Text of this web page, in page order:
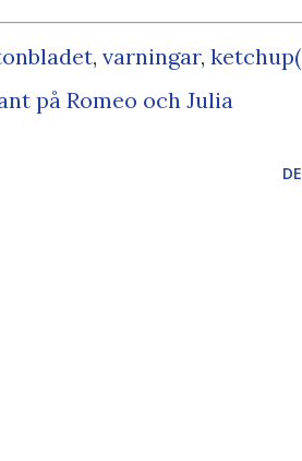
, varningar,
på Romeo och Julia